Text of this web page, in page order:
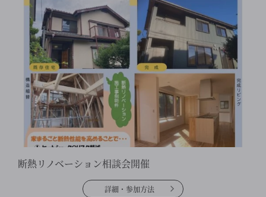
断熱リノベーション相談会開催
詳細・参加方法